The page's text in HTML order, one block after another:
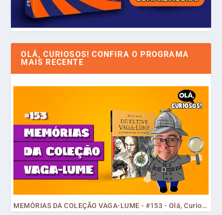
OLÁ, CURIOSOS! CONFIRA O PROGRAMA
MAIS RECENTE
MEMÓRIAS DA COLEÇÃO VAGA-LUME - #153 - Olá, Curiosos! 2023